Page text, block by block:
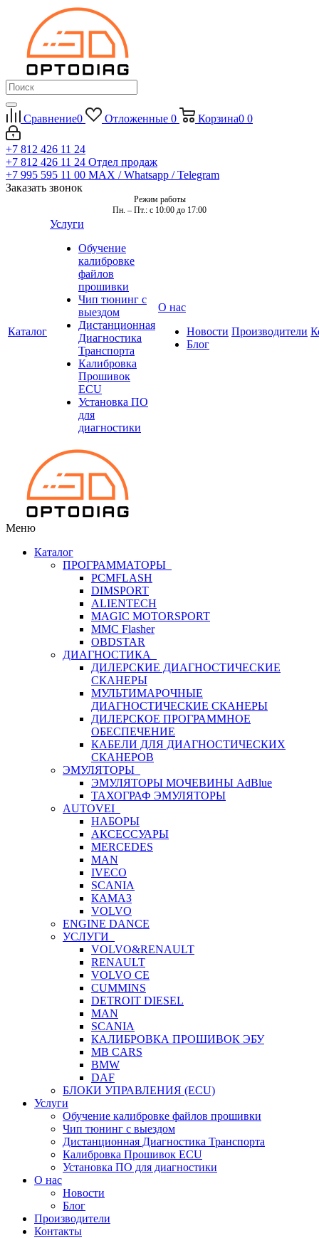
Сравнение0 Отложенные 0 Корзина0 0
+7 812 426 11 24
+7 812 426 11 24 Отдел продаж
+7 995 595 11 00 MAX / Whatsapp / Telegram
Заказать звонок
Режим работы
Пн. – Пт.: с 10:00 до 17:00
Каталог
Услуги
Обучение
калибровке
файлов
прошивки
Чип тюнинг с
выездом
Дистанционная
Диагностика
Транспорта
Калибровка
Прошивок
ECU
Установка ПО
для
диагностики
О нас
Новости
Блог
Производители
Меню
Каталог
ПРОГРАММАТОРЫ
PCMFLASH
DIMSPORT
ALIENTECH
MAGIC MOTORSPORT
MMC Flasher
OBDSTAR
ДИАГНОСТИКА
ДИЛЕРСКИЕ ДИАГНОСТИЧЕСКИЕ
СКАНЕРЫ
МУЛЬТИМАРОЧНЫЕ
ДИАГНОСТИЧЕСКИЕ СКАНЕРЫ
ДИЛЕРСКОЕ ПРОГРАММНОЕ
ОБЕСПЕЧЕНИЕ
КАБЕЛИ ДЛЯ ДИАГНОСТИЧЕСКИХ
СКАНЕРОВ
ЭМУЛЯТОРЫ
ЭМУЛЯТОРЫ МОЧЕВИНЫ АdBlue
ТАХОГРАФ ЭМУЛЯТОРЫ
AUTOVEI
НАБОРЫ
АКСЕССУАРЫ
MERCEDES
MAN
IVECO
SCANIA
КАМАЗ
VOLVO
ENGINE DANCE
УСЛУГИ
VOLVO&RENAULT
RENAULT
VOLVO CE
CUMMINS
DETROIT DIESEL
MAN
SCANIA
КАЛИБРОВКА ПРОШИВОК ЭБУ
MB CARS
BMW
DAF
БЛОКИ УПРАВЛЕНИЯ (ECU)
Услуги
Обучение калибровке файлов прошивки
Чип тюнинг с выездом
Дистанционная Диагностика Транспорта
Калибровка Прошивок ECU
Установка ПО для диагностики
О нас
Новости
Блог
Производители
Контакты